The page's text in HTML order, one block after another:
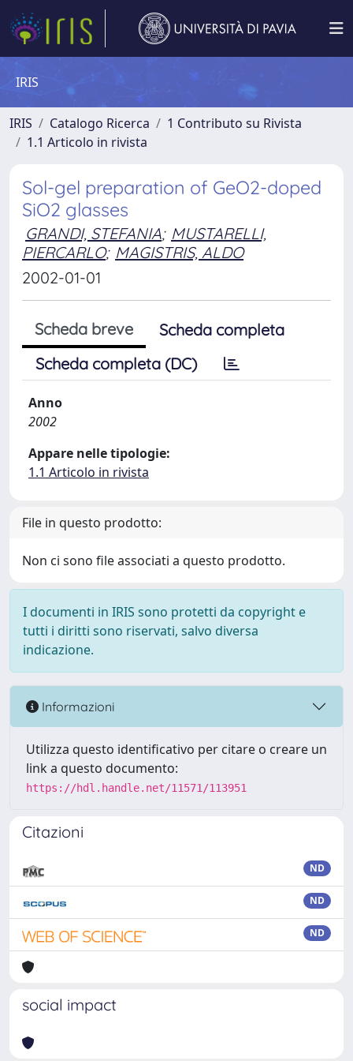
IRIS
IRIS Catalogo Ricerca
1 Contributo su Rivista
1.1 Articolo in rivista
Sol-gel preparation of GeO2-doped
SiO2 glasses
GRANDI, STEFANIA; MUSTARELLI,
PIERCARLO; MAGISTRIS, ALDO
2002-01-01
Scheda breve
Scheda completa
Scheda completa (DC)
Anno
2002
Appare nelle tipologie:
1.1 Articolo in rivista
File in questo prodotto:
Non ci sono file associati a questo prodotto.
I documenti in IRIS sono protetti da copyright e
tutti i diritti sono riservati, salvo diversa
indicazione.
Informazioni
Utilizza questo identificativo per citare o creare un
link a questo documento:
https://hdl.handle.net/11571/113951
Citazioni
ND
ND
ND
social impact